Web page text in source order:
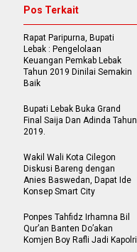
Pos Terkait
Rapat Paripurna, Bupati
Lebak : Pengelolaan
Keuangan Pemkab Lebak
Tahun 2019 Dinilai Semakin
Baik
Bupati Lebak Buka Grand
Final Saija Dan Adinda Tahun
2019.
Wakil Wali Kota Cilegon
Diskusi Bareng dengan
Anies Baswedan, Dapat Ide
Konsep Smart City
Ponpes Tahfidz Irhamna Bil
Qur’an Banten Do’akan
Komjen Boy Rafli Jadi Kapolri